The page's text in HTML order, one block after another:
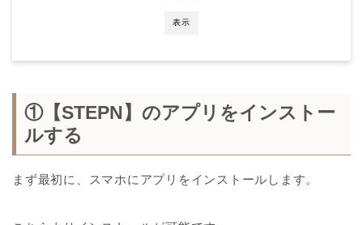
表示
①【STEPN】のアプリをインストー
ルする
まず最初に、スマホにアプリをインストールします。